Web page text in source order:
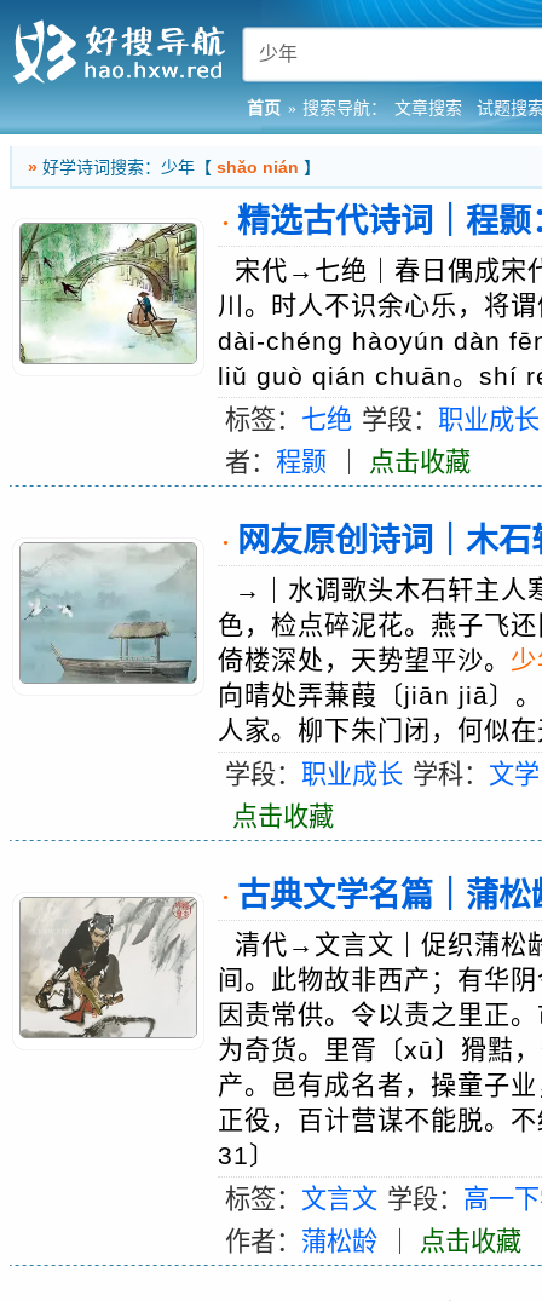
首页 » 搜索导航： 文章搜索 试题搜
» 好学诗词搜索：少年【 shǎo nián 】
· 精选古代诗词｜程
宋代→七绝｜春日偶成宋
川。时人不识余心乐，将
dài-chéng hàoyún dàn
liǔ guò qián chuān。shí
标签： 七绝 学段： 职业成长
者：程颢 点击收藏
· 网友原创诗词｜木
→｜水调歌头木石轩主人
色，检点碎泥花。燕子飞
倚楼深处，天势望平沙。
向晴处弄蒹葭〔jiān jiā〕
人家。柳下朱门闭，何似
学段： 职业成长 学科： 文学
点击收藏
· 古典文学名篇｜蒲
清代→文言文｜促织蒲松
间。此物故非西产；有华
因责常供。令以责之里正
为奇货。里胥〔xū〕猾黠
产。邑有成名者，操童子
正役，百计营谋不能脱。
31〕
标签： 文言文 学段： 高一
作者： 蒲松龄 点击收藏